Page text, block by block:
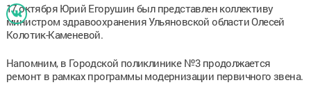
17 октября Юрий Егорушин был представлен коллективу
министром здравоохранения Ульяновской области Олесей
Колотик-Каменевой.
Напомним, в Городской поликлинике №3 продолжается
ремонт в рамках программы модернизации первичного звена.